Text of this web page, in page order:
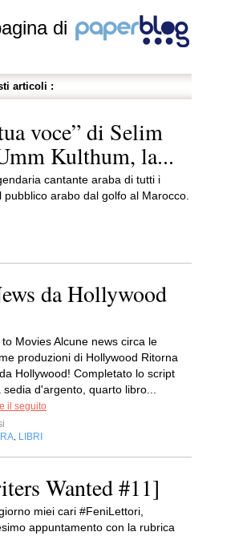
di
articoli :
voce” di Selim
Kulthum, la...
cantante araba di tutti i
arabo dal golfo al Marocco.
da Hollywood
to Movies Alcune news circa le
produzioni di Hollywood Ritorna
Hollywood! Completato lo script
sedia d'argento, quarto libro...
il seguito
LIBRI
Wanted #11]
miei cari #FeniLettori,
appuntamento con la rubrica